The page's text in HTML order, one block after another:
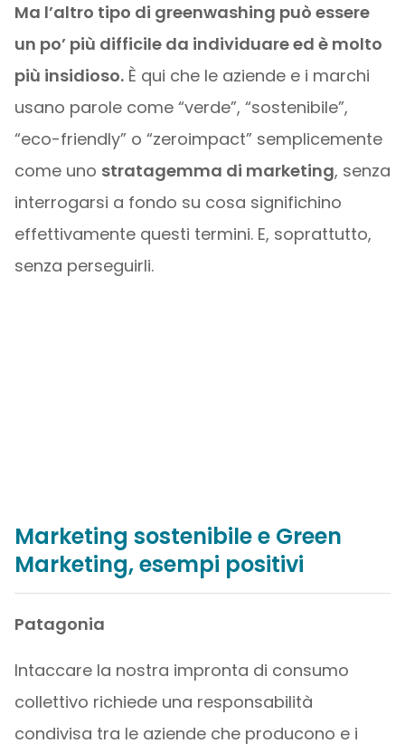
Ma l’altro tipo di greenwashing può essere
un po’ più difficile da individuare ed è molto
più insidioso.È qui che le aziende e i marchi
usano parole come “verde”, “sostenibile”,
“eco-friendly” o “zeroimpact” semplicemente
come uno stratagemma di marketing, senza
interrogarsi a fondo su cosa significhino
effettivamente questi termini. E, soprattutto,
senza perseguirli.
Marketing sostenibile e Green
Marketing, esempi positivi
Patagonia
Intaccare la nostra impronta di consumo
collettivo richiede una responsabilità
condivisa tra le aziende che producono e i